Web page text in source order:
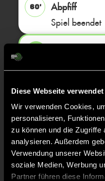
Diese Webseite
Wir verwenden Cookies,
personalisieren,
zu können und die Zugriffe
analysieren. Außerdem
Verwendung unserer
soziale Medien, Werbung
Partner führen diese
60'
Abpfiff
Spiel beendet
47' TOR 0:4,
46' TOR 0:3,
45' GRÜNE